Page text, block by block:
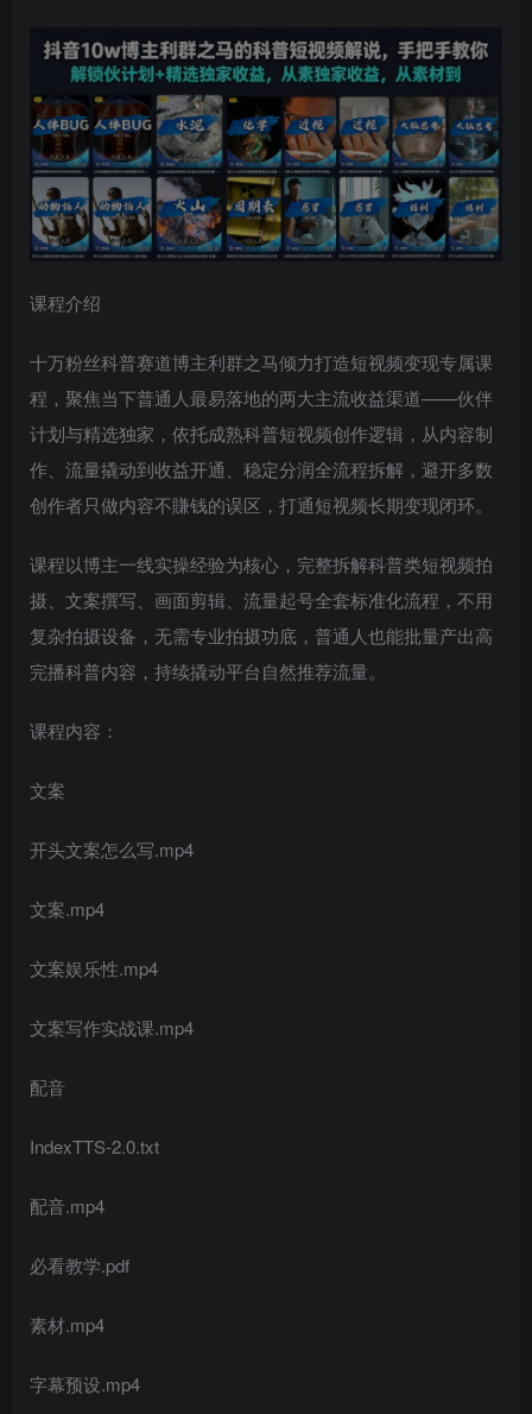
课程介绍
十万粉丝科普赛道博主利群之马倾力打造短视频变现专属课
程，聚焦当下普通人最易落地的两大主流收益渠道——伙伴
计划与精选独家，依托成熟科普短视频创作逻辑，从内容制
作、流量撬动到收益开通、稳定分润全流程拆解，避开多数
创作者只做内容不賺钱的误区，打通短视频长期变现闭环。
课程以博主一线实操经验为核心，完整拆解科普类短视频拍
摄、文案撰写、画面剪辑、流量起号全套标准化流程，不用
复杂拍摄设备，无需专业拍摄功底，普通人也能批量产出高
完播科普内容，持续撬动平台自然推荐流量。
课程内容：
文案
开头文案怎么写.mp4
文案.mp4
文案娱乐性.mp4
文案写作实战课.mp4
配音
IndexTTS-2.0.txt
配音.mp4
必看教学.pdf
素材.mp4
字幕预设.mp4